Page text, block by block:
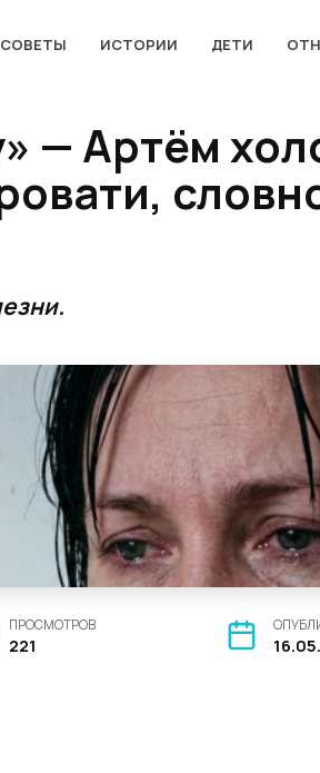
СОВЕТЫ ИСТОРИИ ДЕТИ
— Артём
ПРОСМОТРОВ
221